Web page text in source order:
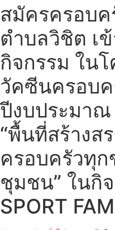
สมัครครอบ
ตำบลวิชิต เ
กิจกรรม ในโ
วัคซีนครอบค
ปีงบประมา
“พื้นที่สร้างส
ครอบครัวทุก
ชุมชน” ในกิ
SPORT